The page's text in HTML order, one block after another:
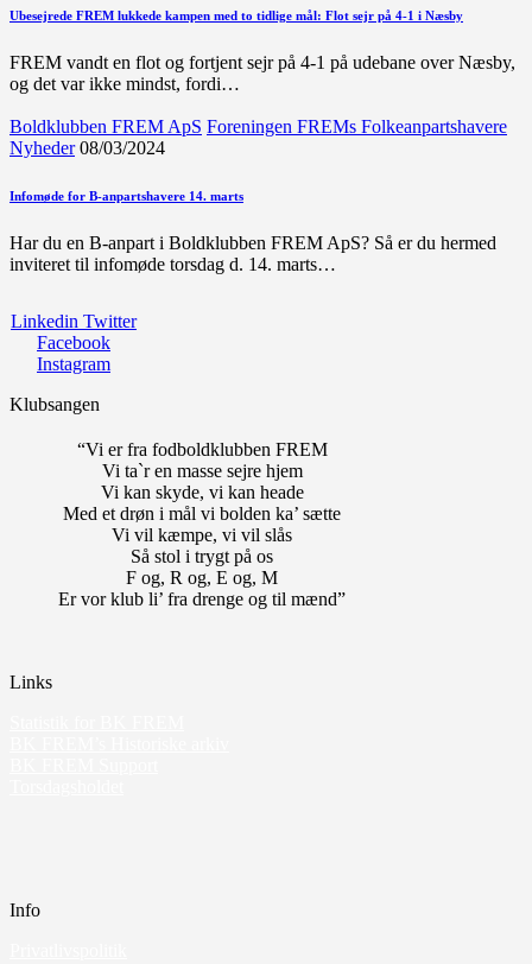
Ubesejrede FREM lukkede kampen med to tidlige mål: Flot sejr på 4-1 i Næsby
FREM vandt en flot og fortjent sejr på 4-1 på udebane over Næsby,
og det var ikke mindst, fordi…
Boldklubben FREM ApS Foreningen FREMs Folkeanpartshavere
Nyheder 08/03/2024
Infomøde for B-anpartshavere 14. marts
Har du en B-anpart i Boldklubben FREM ApS? Så er du hermed
inviteret til infomøde torsdag d. 14. marts…
Linkedin Twitter
Facebook
Instagram
Klubsangen
“Vi er fra fodboldklubben FREM
Vi ta`r en masse sejre hjem
Vi kan skyde, vi kan heade
Med et drøn i mål vi bolden ka’ sætte
Vi vil kæmpe, vi vil slås
Så stol i trygt på os
F og, R og, E og, M
Er vor klub li’ fra drenge og til mænd”
Links
Info